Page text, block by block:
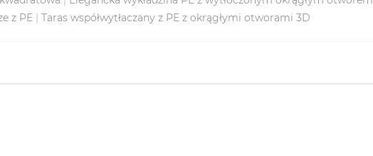
z PE | Taras współwytłaczany z PE z okrągłymi otworami 3D